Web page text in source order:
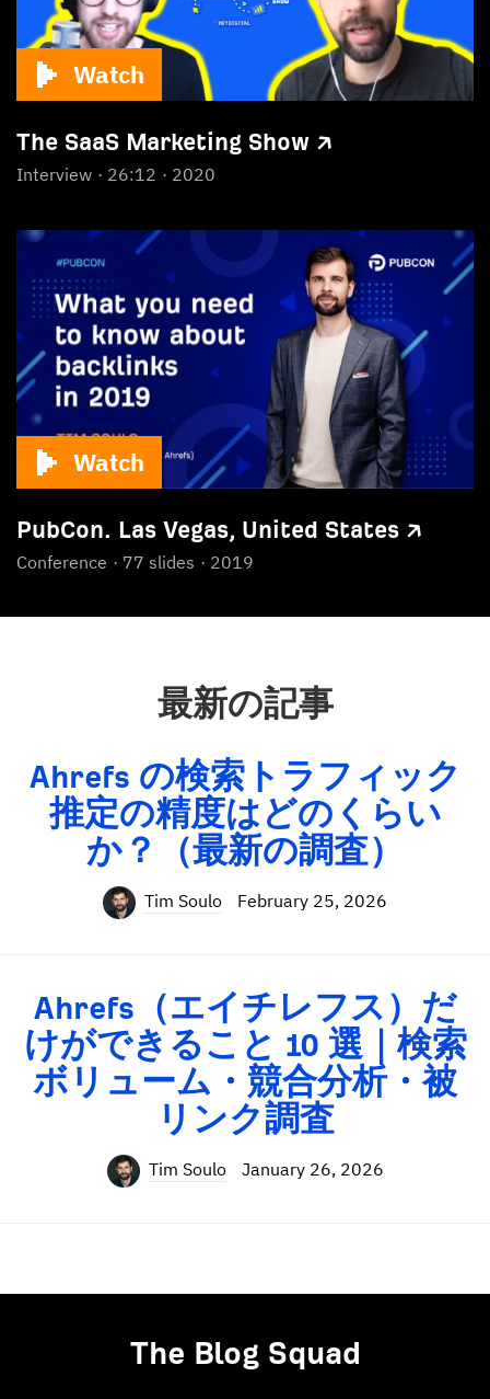
Watch
The SaaS Marketing Show ↗
Interview 26:12 2020
Watch
PubCon. Las Vegas, United States ↗
Conference 77 slides 2019
最新の記事
Ahrefs の検索トラフィック
推定の精度はどのくらい
か？（最新の調査）
Tim Soulo February 25, 2026
Ahrefs（エイチレフス）だ
けができること 10 選｜検索
ボリューム・競合分析・被
リンク調査
Tim Soulo January 26, 2026
The Blog Squad